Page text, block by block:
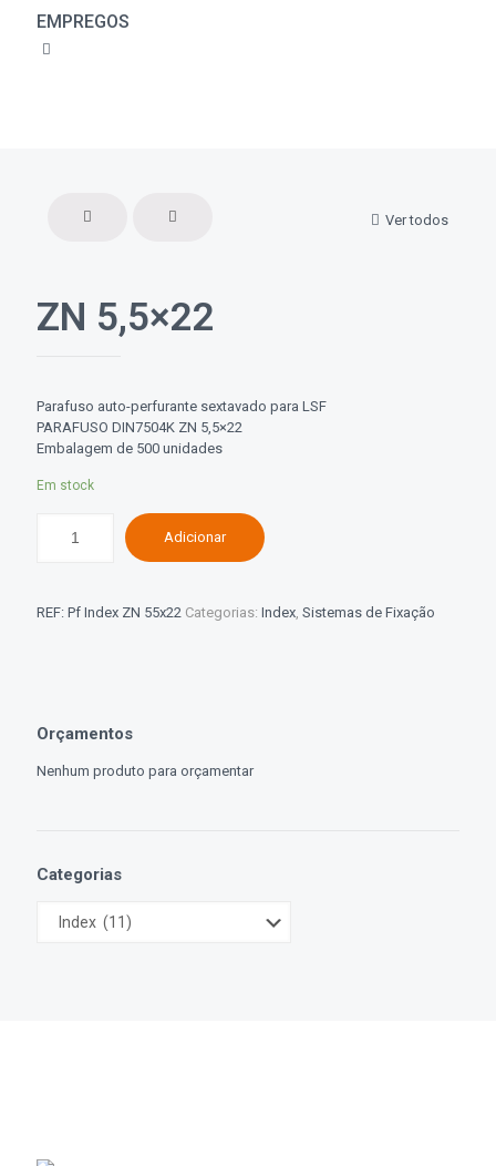
EMPREGOS
Ver todos
ZN 5,5×22
Parafuso auto-perfurante sextavado para LSF
PARAFUSO DIN7504K ZN 5,5×22
Embalagem de 500 unidades
Em stock
Adicionar
REF: Pf Index ZN 55x22 Categorias: Index, Sistemas de Fixação
Orçamentos
Nenhum produto para orçamentar
Categorias